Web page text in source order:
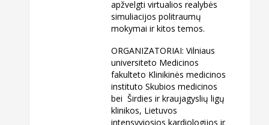
apžvelgti virtualios realybės
simuliacijos politraumų
mokymai ir kitos temos.
ORGANIZATORIAI: Vilniaus
universiteto Medicinos
fakulteto Klinikinės medicinos
instituto Skubios medicinos
bei Širdies ir kraujagyslių ligų
klinikos, Lietuvos
intensyviosios kardiologijos ir